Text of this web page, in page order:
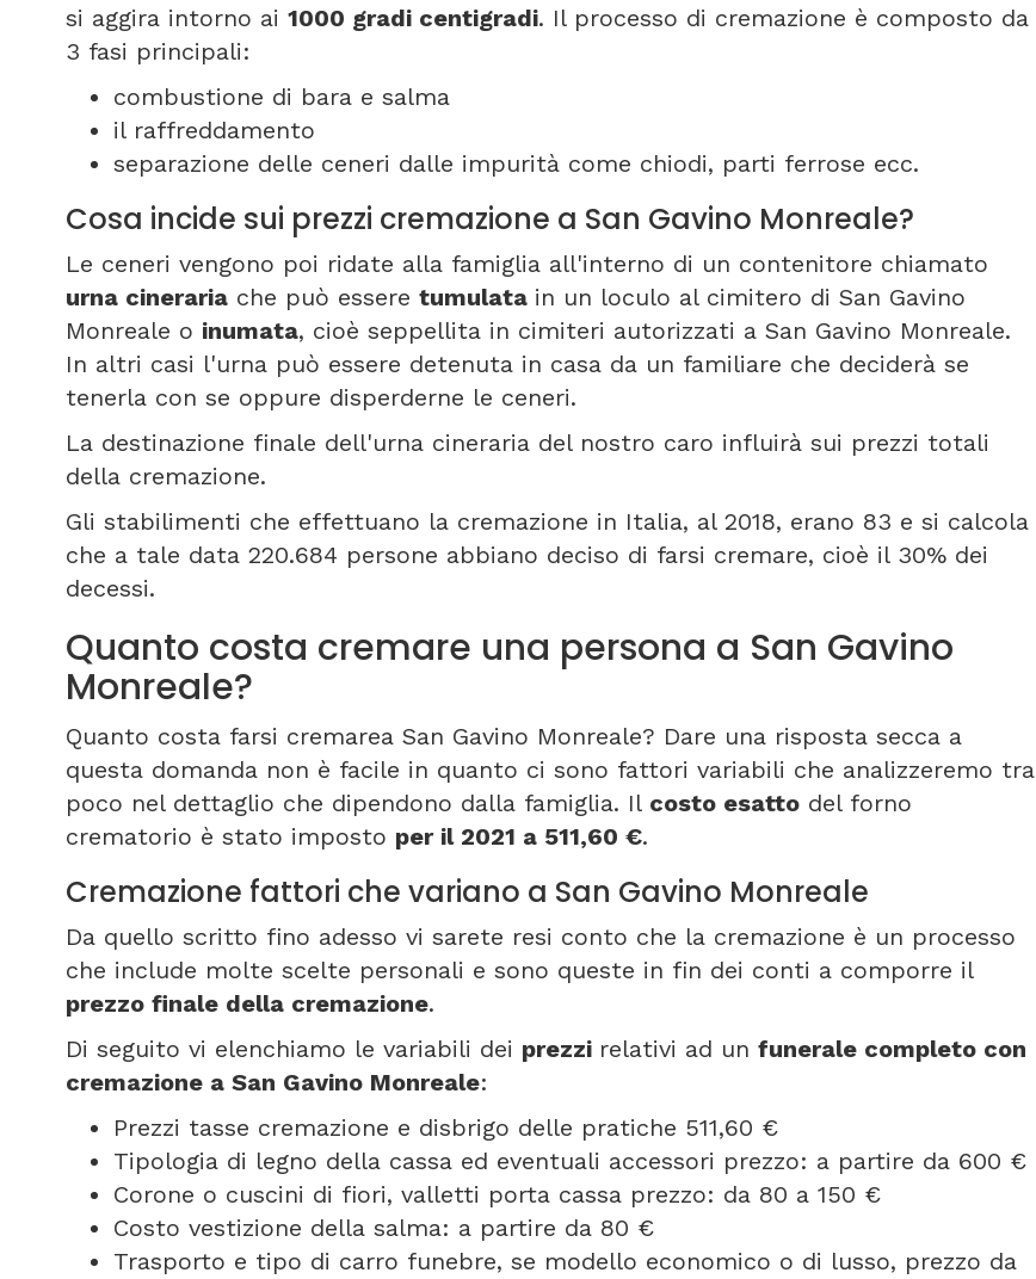
si aggira intorno ai 1000 gradi centigradi. Il processo di cremazione è composto da
3 fasi principali:
combustione di bara e salma
il raffreddamento
separazione delle ceneri dalle impurità come chiodi, parti ferrose ecc.
Cosa incide sui prezzi cremazione a San Gavino Monreale?
Le ceneri vengono poi ridate alla famiglia all'interno di un contenitore chiamato
urna cineraria che può essere tumulata in un loculo al cimitero di San Gavino
Monreale o inumata, cioè seppellita in cimiteri autorizzati a San Gavino Monreale.
In altri casi l'urna può essere detenuta in casa da un familiare che deciderà se
tenerla con se oppure disperderne le ceneri.
La destinazione finale dell'urna cineraria del nostro caro influirà sui prezzi totali
della cremazione.
Gli stabilimenti che effettuano la cremazione in Italia, al 2018, erano 83 e si calcola
che a tale data 220.684 persone abbiano deciso di farsi cremare, cioè il 30% dei
decessi.
Quanto costa cremare una persona a San Gavino
Monreale?
Quanto costa farsi cremarea San Gavino Monreale? Dare una risposta secca a
questa domanda non è facile in quanto ci sono fattori variabili che analizzeremo tra
poco nel dettaglio che dipendono dalla famiglia. Il costo esatto del forno
crematorio è stato imposto per il 2021 a 511,60 €.
Cremazione fattori che variano a San Gavino Monreale
Da quello scritto fino adesso vi sarete resi conto che la cremazione è un processo
che include molte scelte personali e sono queste in fin dei conti a comporre il
prezzo finale della cremazione.
Di seguito vi elenchiamo le variabili dei prezzi relativi ad un funerale completo con
cremazione a San Gavino Monreale:
Prezzi tasse cremazione e disbrigo delle pratiche 511,60 €
Tipologia di legno della cassa ed eventuali accessori prezzo: a partire da 600 €
Corone o cuscini di fiori, valletti porta cassa prezzo: da 80 a 150 €
Costo vestizione della salma: a partire da 80 €
Trasporto e tipo di carro funebre, se modello economico o di lusso, prezzo da